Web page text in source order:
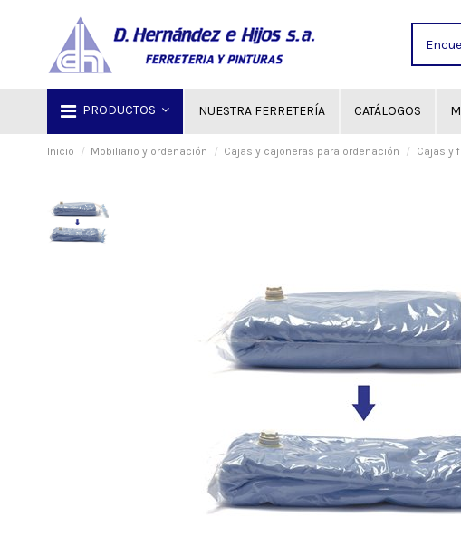
PRODUCTOS NUESTRA FERRETERÍA CATÁLOGOS
Inicio Mobiliario y ordenación Cajas y cajoneras para ordenación Cajas y